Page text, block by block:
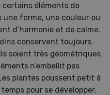
certains éléments de
une forme, une couleur ou
d’harmonie et de calme.
conservent toujours
soient très géométriques
n’embellit pas
plantes poussent petit à
pour se développer.